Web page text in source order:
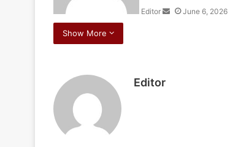
k
er
Editor June 6, 2026
Show More
Editor